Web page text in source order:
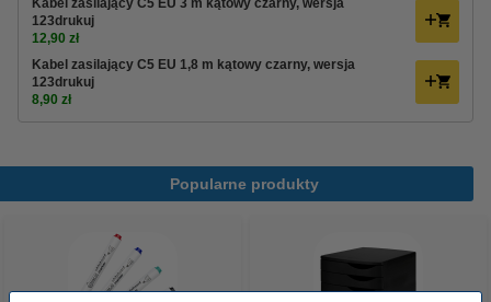
Kabel zasilający C5 EU 3 m kątowy czarny, wersja
123drukuj
12,90 zł
Kabel zasilający C5 EU 1,8 m kątowy czarny, wersja
123drukuj
8,90 zł
Popularne produkty